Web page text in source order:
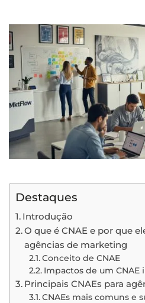
Destaques
Introdução
O que é CNAE e por que
agências de marketing
Conceito de CNAE
Impactos de um CNAE
Principais CNAEs para
CNAEs mais comuns e